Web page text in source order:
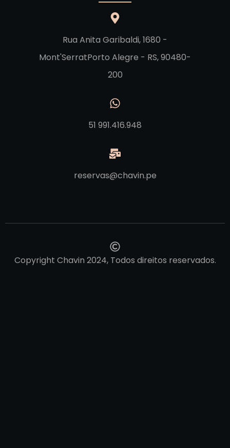
Rua Anita Garibaldi, 1680 -
Mont'SerratPorto Alegre - RS, 90480-
200
51 991.416.948
reservas@chavin.pe
Copyright Chavin 2024, Todos direitos reservados.